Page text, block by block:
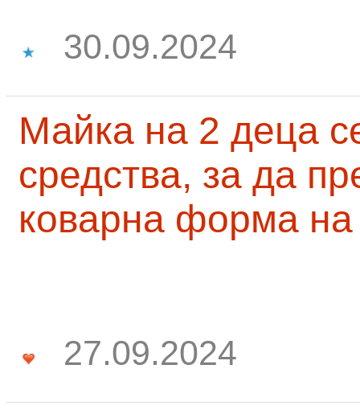
30.09.2024
Майка на 2 деца
средства, за да
коварна форма на
27.09.2024